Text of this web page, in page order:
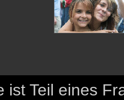
ist Teil eines